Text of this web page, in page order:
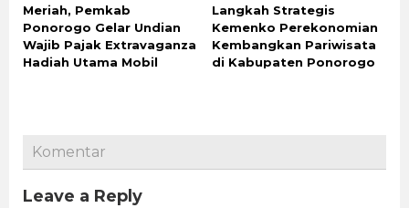
Meriah, Pemkab
Ponorogo Gelar Undian
Wajib Pajak Extravaganza
Hadiah Utama Mobil
Langkah Strategis
Kemenko Perekonomian
Kembangkan Pariwisata
di Kabupaten Ponorogo
Komentar
Leave a Reply